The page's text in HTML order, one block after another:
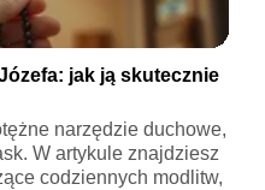
jak ją skutecznie
narzędzie duchowe,
W artykule znajdziesz
codziennych modlitw,